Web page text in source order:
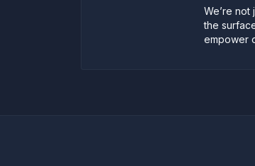
We’re
the
empower